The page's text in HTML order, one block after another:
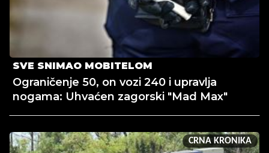
SVE SNIMAO MOBITELOM
Ograničenje 50, on vozi 240 i upravlja
nogama: Uhvaćen zagorski "Mad Max"
CRNA KRONIKA